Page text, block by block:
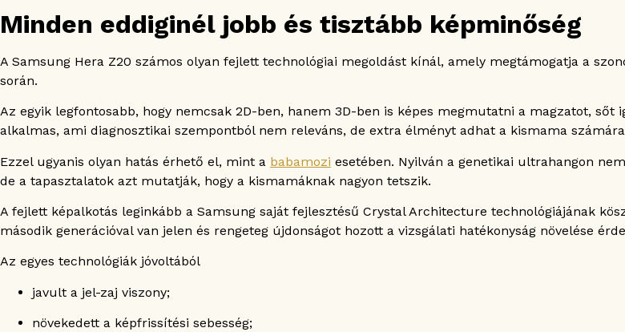
Tüszőmérés és tüszőanalízis
Segítség a szülési mód kiválasztásában
Minden eddiginél jobb és tisztább képminőség
A Samsung Hera Z20 számos olyan fejlett technológiai megoldást kínál, amely megtámogatja a
során.
Az egyik legfontosabb, hogy nemcsak 2D-ben, hanem 3D-ben is képes megmutatni a magzatot, sőt
alkalmas, ami diagnosztikai szempontból nem releváns, de extra élményt adhat a kismama
Ezzel ugyanis olyan hatás érhető el, mint a babamozi esetében. Nyilván a genetikai ultrahangon
de a tapasztalatok azt mutatják, hogy a kismamáknak nagyon tetszik.
A fejlett képalkotás leginkább a Samsung saját fejlesztésű Crystal Architecture technológiájának
második generációval van jelen és rengeteg újdonságot hozott a vizsgálati hatékonyság növelése
Az egyes technológiák jóvoltából
javult a jel-zaj viszony;
növekedett a képfrissítési sebesség;